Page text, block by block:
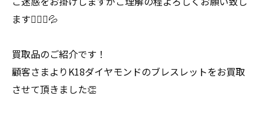
ます🙇🏻‍♀️💦
買取品のご紹介です！
顧客さまよりK18ダイヤモンドのブレスレットをお買取
させて頂きました👏